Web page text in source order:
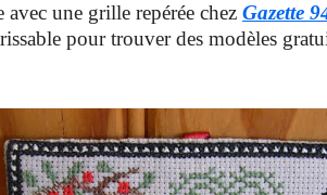
avec une grille repérée chez Gazette
pour trouver des modèles